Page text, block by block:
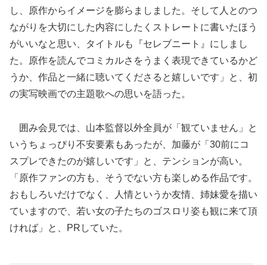
し、原作からイメージを膨らましました。そして人とのつ
ながりを大切にした内容にしたくストレートに書いたほう
がいいなと思い、タイトルも『セレブニート』にしまし
た。原作を読んでコミカルさをうまく表現できているかど
うか、作品と一緒に聴いてくださると嬉しいです」と、初
の実写映画での主題歌への思いを語った。
囲み会見では、山本監督以外全員が「観ていません」と
いうちょっぴり不安要素もあったが、加藤が「30前にコ
スプレできたのが嬉しいです」と、テンションが高い。
「原作ファンの方も、そうでない方も楽しめる作品です。
おもしろいだけでなく、人情というか友情、姉妹愛を描い
ていますので、若い女の子たちのゴスロリ姿も観に来て頂
ければ」と、PRしていた。